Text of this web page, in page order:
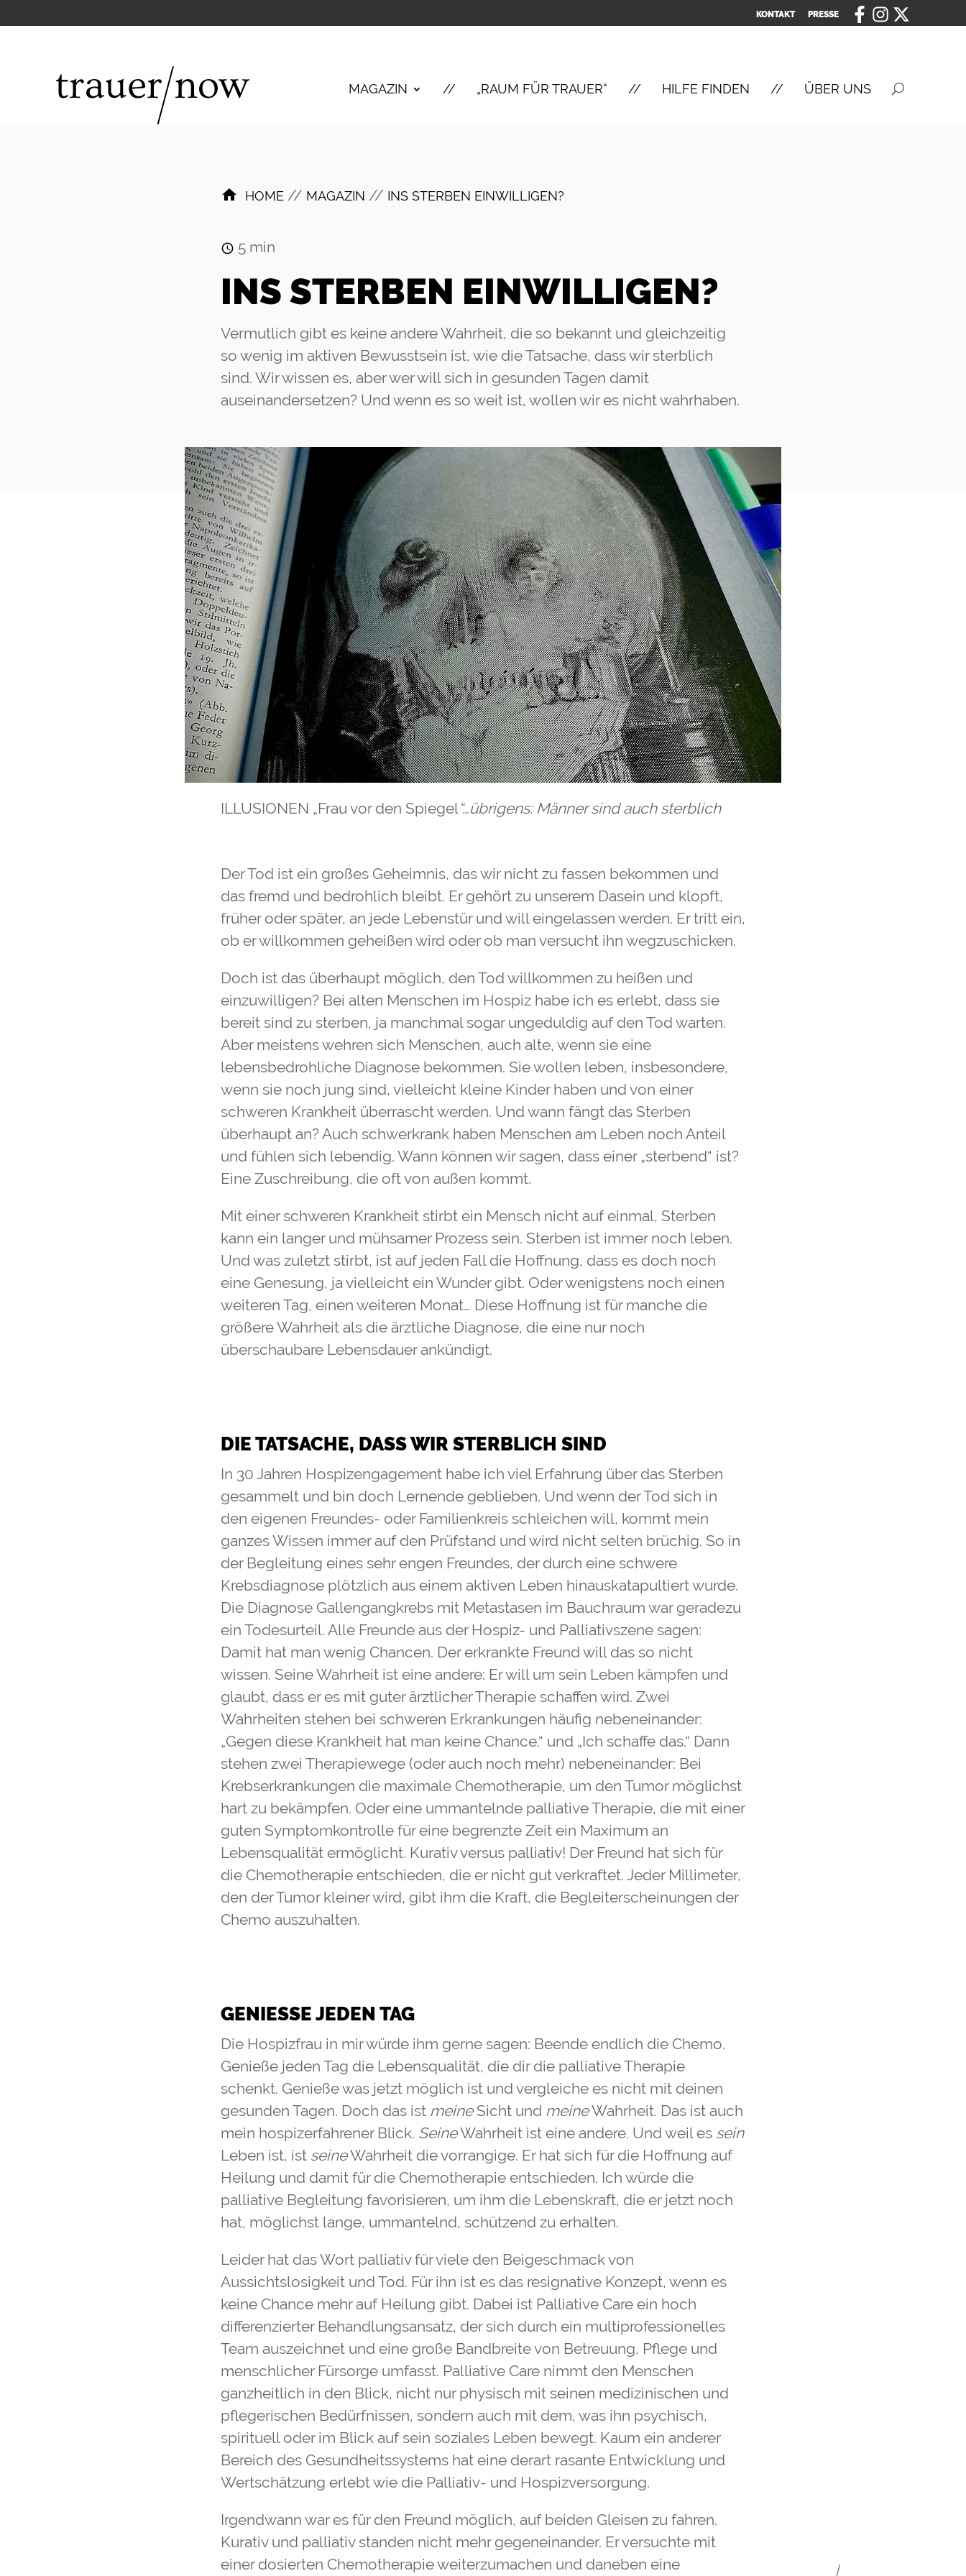
KONTAKT PRESSE
MAGAZIN „RAUM FÜR TRAUER“ HILFE FINDEN ÜBER UNS
HOME // MAGAZIN // INS STERBEN EINWILLIGEN?
5 min
INS STERBEN EINWILLIGEN?
Vermutlich gibt es keine andere Wahrheit, die so bekannt und gleichzeitig
so wenig im aktiven Bewusstsein ist, wie die Tatsache, dass wir sterblich
sind. Wir wissen es, aber wer will sich in gesunden Tagen damit
auseinandersetzen? Und wenn es so weit ist, wollen wir es nicht wahrhaben.
ILLUSIONEN „Frau vor den Spiegel“…übrigens: Männer sind auch sterblich
Der Tod ist ein großes Geheimnis, das wir nicht zu fassen bekommen und
das fremd und bedrohlich bleibt. Er gehört zu unserem Dasein und klopft,
früher oder später, an jede Lebenstür und will eingelassen werden. Er tritt ein,
ob er willkommen geheißen wird oder ob man versucht ihn wegzuschicken.
Doch ist das überhaupt möglich, den Tod willkommen zu heißen und
einzuwilligen? Bei alten Menschen im Hospiz habe ich es erlebt, dass sie
bereit sind zu sterben, ja manchmal sogar ungeduldig auf den Tod warten.
Aber meistens wehren sich Menschen, auch alte, wenn sie eine
lebensbedrohliche Diagnose bekommen. Sie wollen leben, insbesondere,
wenn sie noch jung sind, vielleicht kleine Kinder haben und von einer
schweren Krankheit überrascht werden. Und wann fängt das Sterben
überhaupt an? Auch schwerkrank haben Menschen am Leben noch Anteil
und fühlen sich lebendig. Wann können wir sagen, dass einer „sterbend“ ist?
Eine Zuschreibung, die oft von außen kommt.
Mit einer schweren Krankheit stirbt ein Mensch nicht auf einmal, Sterben
kann ein langer und mühsamer Prozess sein. Sterben ist immer noch leben.
Und was zuletzt stirbt, ist auf jeden Fall die Hoffnung, dass es doch noch
eine Genesung, ja vielleicht ein Wunder gibt. Oder wenigstens noch einen
weiteren Tag, einen weiteren Monat… Diese Hoffnung ist für manche die
größere Wahrheit als die ärztliche Diagnose, die eine nur noch
überschaubare Lebensdauer ankündigt.
DIE TATSACHE, DASS WIR STERBLICH SIND
In 30 Jahren Hospizengagement habe ich viel Erfahrung über das Sterben
gesammelt und bin doch Lernende geblieben. Und wenn der Tod sich in
den eigenen Freundes- oder Familienkreis schleichen will, kommt mein
ganzes Wissen immer auf den Prüfstand und wird nicht selten brüchig. So in
der Begleitung eines sehr engen Freundes, der durch eine schwere
Krebsdiagnose plötzlich aus einem aktiven Leben hinauskatapultiert wurde.
Die Diagnose Gallengangkrebs mit Metastasen im Bauchraum war geradezu
ein Todesurteil. Alle Freunde aus der Hospiz- und Palliativszene sagen:
Damit hat man wenig Chancen. Der erkrankte Freund will das so nicht
wissen. Seine Wahrheit ist eine andere: Er will um sein Leben kämpfen und
glaubt, dass er es mit guter ärztlicher Therapie schaffen wird. Zwei
Wahrheiten stehen bei schweren Erkrankungen häufig nebeneinander:
„Gegen diese Krankheit hat man keine Chance.“ und „Ich schaffe das.“ Dann
stehen zwei Therapiewege (oder auch noch mehr) nebeneinander: Bei
Krebserkrankungen die maximale Chemotherapie, um den Tumor möglichst
hart zu bekämpfen. Oder eine ummantelnde palliative Therapie, die mit einer
guten Symptomkontrolle für eine begrenzte Zeit ein Maximum an
Lebensqualität ermöglicht. Kurativ versus palliativ! Der Freund hat sich für
die Chemotherapie entschieden, die er nicht gut verkraftet. Jeder Millimeter,
den der Tumor kleiner wird, gibt ihm die Kraft, die Begleiterscheinungen der
Chemo auszuhalten.
GENIESSE JEDEN TAG
Die Hospizfrau in mir würde ihm gerne sagen: Beende endlich die Chemo.
Genieße jeden Tag die Lebensqualität, die dir die palliative Therapie
schenkt. Genieße was jetzt möglich ist und vergleiche es nicht mit deinen
gesunden Tagen. Doch das ist meineSicht und meineWahrheit. Das ist auch
mein hospizerfahrener Blick. SeineWahrheit ist eine andere. Und weil es sein
Leben ist, ist seineWahrheit die vorrangige. Er hat sich für die Hoffnung auf
Heilung und damit für die Chemotherapie entschieden. Ich würde die
palliative Begleitung favorisieren, um ihm die Lebenskraft, die er jetzt noch
hat, möglichst lange, ummantelnd, schützend zu erhalten.
Leider hat das Wort palliativ für viele den Beigeschmack von
Aussichtslosigkeit und Tod. Für ihn ist es das resignative Konzept, wenn es
keine Chance mehr auf Heilung gibt. Dabei ist Palliative Care ein hoch
differenzierter Behandlungsansatz, der sich durch ein multiprofessionelles
Team auszeichnet und eine große Bandbreite von Betreuung, Pflege und
menschlicher Fürsorge umfasst. Palliative Care nimmt den Menschen
ganzheitlich in den Blick, nicht nur physisch mit seinen medizinischen und
pflegerischen Bedürfnissen, sondern auch mit dem, was ihn psychisch,
spirituell oder im Blick auf sein soziales Leben bewegt. Kaum ein anderer
Bereich des Gesundheitssystems hat eine derart rasante Entwicklung und
Wertschätzung erlebt wie die Palliativ- und Hospizversorgung.
Irgendwann war es für den Freund möglich, auf beiden Gleisen zu fahren.
Kurativ und palliativ standen nicht mehr gegeneinander. Er versuchte mit
einer dosierten Chemotherapie weiterzumachen und daneben eine